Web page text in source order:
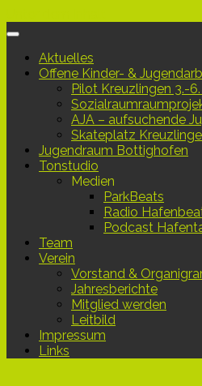
Aktuelles
Offene Kinder- &
Pilot Kreuzlingen 3.-
AJA – aufsuchende
Skateplatz
Jugendraum Bottighofen
Tonstudio
Medien
ParkBeats
Radio
Podcast
Team
Verein
Vorstand &
Jahresberichte
Mitglied werden
Leitbild
Impressum
Links